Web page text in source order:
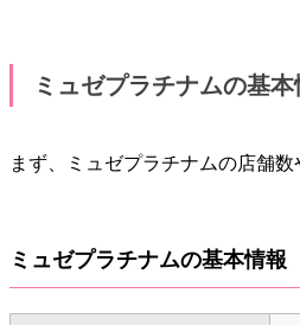
ミュゼプラチナムの基
まず、ミュゼプラチナムの店舗
ミュゼプラチナムの基本情報